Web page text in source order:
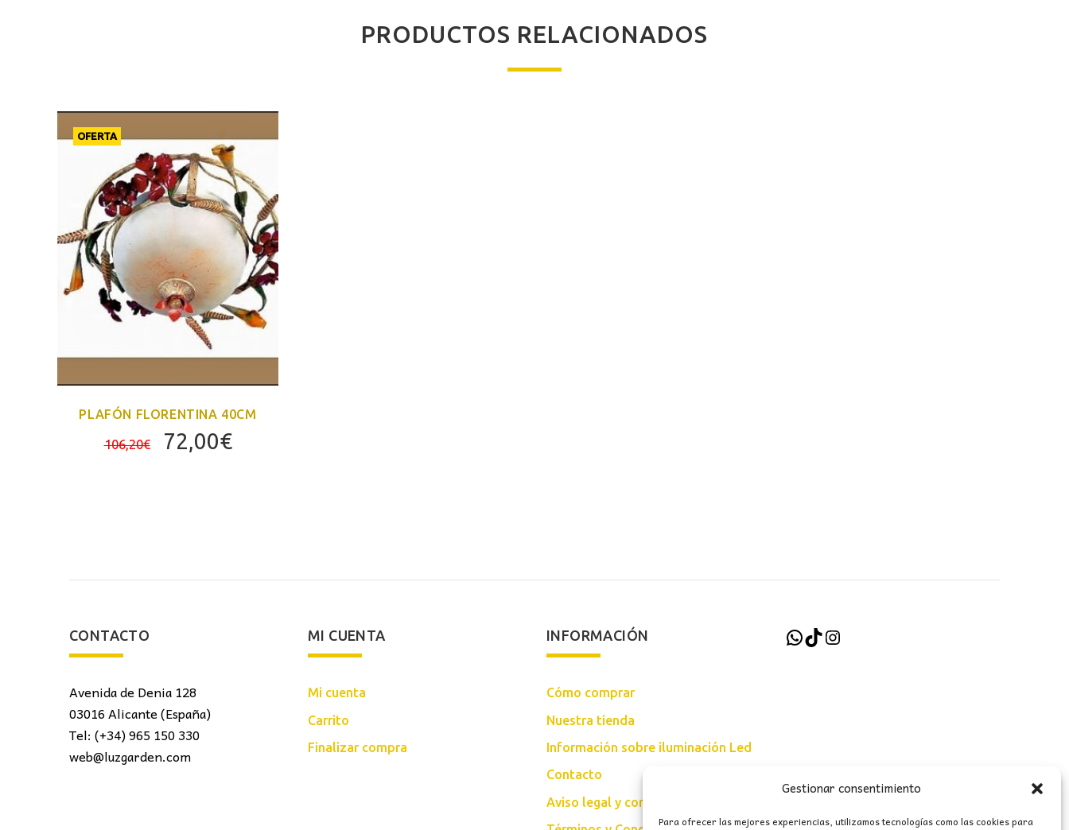
Gestionar consentimiento
Para ofrecer las mejores experiencias, utilizamos tecnologías como las cookies para
PRODUCTOS RELACIONADOS
OFERTA
PLAFÓN FLORENTINA 40CM
106,20€
El
72,00€El
CONTACTO
Avenida de Denia 128
03016 Alicante (España)
Tel: (+34) 965 150 330
web@luzgarden.com
MI CUENTA
Mi cuenta
Carrito
Finalizar compra
INFORMACIÓN
Cómo comprar
Nuestra tienda
Información sobre iluminación Led
Contacto
Aviso legal y condiciones de uso
WhatsApp
TikTokInstagram